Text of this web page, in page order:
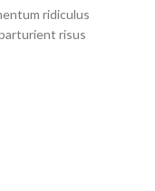
ridiculus
risus